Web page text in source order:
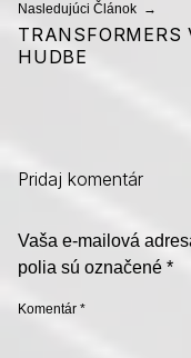
Nasledujúci Článok
TRANSFORMERS
HUDBE
Pridaj komentár
Vaša e-mailová
polia sú označené *
Komentár *